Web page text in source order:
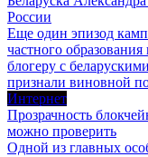
России
Еще один эпизод
частного
блогеру с
признали виновной
Интернет
Прозрачность
можно проверить
Одной из главных